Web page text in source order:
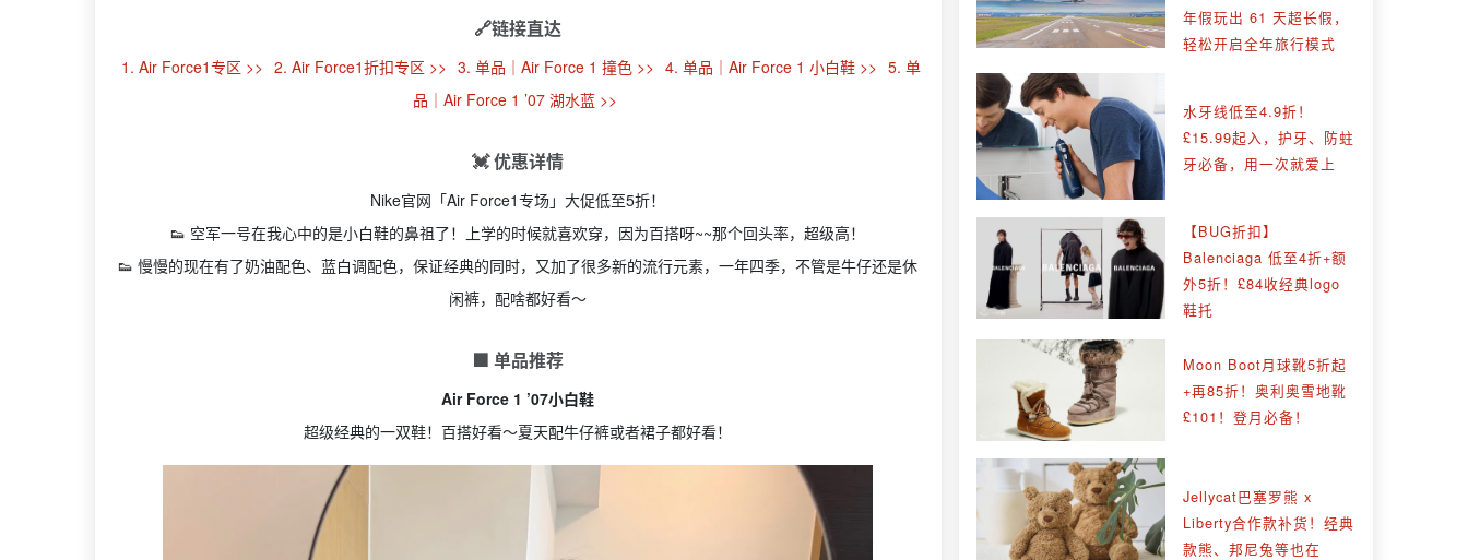
🔗链接直达
1. Air Force1专区 >> 2. Air Force1折扣专区 >> 3. 单品｜Air Force 1 撞色 >> 4. 单品｜Air Force 1 小白鞋 >> 5. 单
品｜Air Force 1 ’07 湖水蓝 >>
💓 优惠详情
Nike官网「Air Force1专场」大促低至5折！
👟 空军一号在我心中的是小白鞋的鼻祖了！上学的时候就喜欢穿，因为百搭呀~~那个回头率，超级高！
👟 慢慢的现在有了奶油配色、蓝白调配色，保证经典的同时，又加了很多新的流行元素，一年四季，不管是牛仔还是休
闲裤，配啥都好看～
🟩 单品推荐
Air Force 1 ’07小白鞋
超级经典的一双鞋！百搭好看～夏天配牛仔裤或者裙子都好看！
年假玩出 61 天超长假，
轻松开启全年旅行模式
水牙线低至4.9折！
£15.99起入，护牙、防蛀
牙必备，用一次就爱上
【BUG折扣】
Balenciaga 低至4折+额
外5折！£84收经典logo
鞋托
Moon Boot月球靴5折起
+再85折！奥利奥雪地靴
£101！登月必备！
Jellycat巴塞罗熊 x
Liberty合作款补货！经典
款熊、邦尼兔等也在